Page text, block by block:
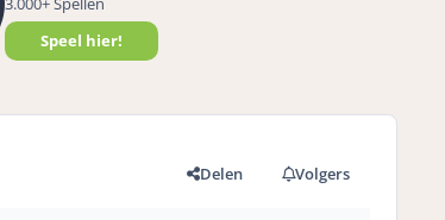
Speel hier!
Delen Volgers